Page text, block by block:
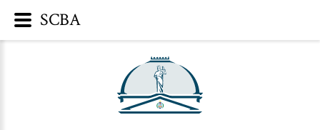
SCBA